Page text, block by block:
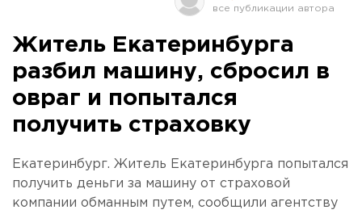
Житель Екатеринбурга
разбил машину, сбросил в
овраг и попытался
получить страховку
Екатеринбург. Житель Екатеринбурга попытался
получить деньги за машину от страховой
компании обманным путем, сообщили агентству